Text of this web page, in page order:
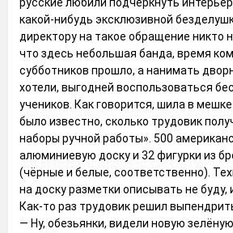
какой-нибудь эксклюзивной
директору на такое обращение никто
что здесь небольшая банда, время
субботников прошло, а нанимать
хотели, выгодней воспользоваться
учеников. Как говорится, шила в
было известно, сколько трудовик
наборы ручной работы». 500
алюминиевую доску и 32 фигурки из
(чёрные и белые, соответственно).
на доску разметки описывать не буду,
Как-то раз трудовик решил
— Ну, обезьянки, видели новую